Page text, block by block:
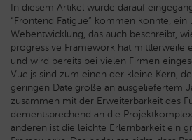
In diesem Artikel wurde darauf
“Frontend Fatigue” kommen konnte, ein
Webentwicklung, das auch beschreibt,
progressive Framework hat mittlerweile
und wird bereits bei vielen Firmen
Vue.js sind zum einen der kleine Kern,
geringen Dateigröße an ausgeliefertem
zusammen mit der Erweiterbarkeit des
dementsprechend an die
anderen ist die leichte Erlernbarkeit ein